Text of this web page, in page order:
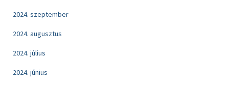
2024. szeptember
2024. augusztus
2024. július
2024. június